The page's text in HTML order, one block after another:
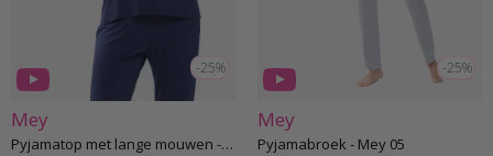
-25%
Mey
Pyjamatop met lange mouwen - Mey 05
-25%
Mey
Pyjamabroek - Mey 05